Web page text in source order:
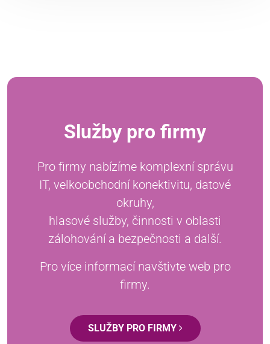
Služby pro firmy
Pro firmy nabízíme komplexní správu
IT, velkoobchodní konektivitu, datové
okruhy,
hlasové služby, činnosti v oblasti
zálohování a bezpečnosti a další.
Pro více informací navštivte web pro
firmy.
SLUŽBY PRO FIRMY